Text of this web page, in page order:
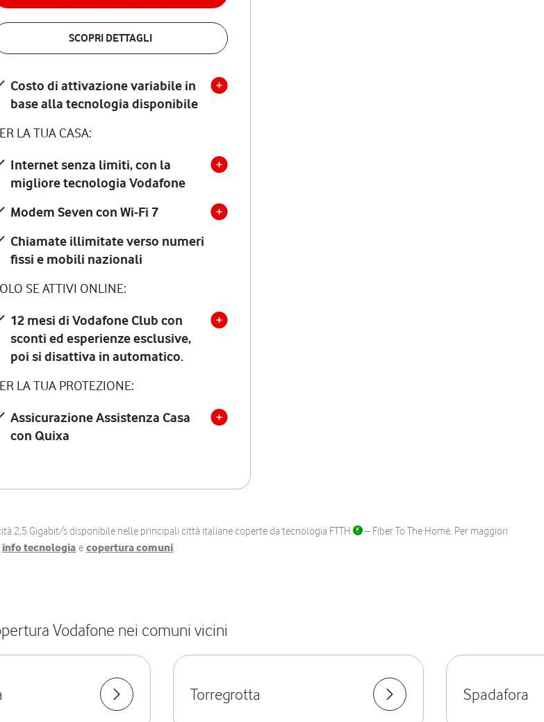
SCOPRI DETTAGLI
Costo di attivazione variabile in
base alla tecnologia disponibile
LA TUA CASA:
Internet senza limiti, con la
migliore tecnologia Vodafone
Modem Seven con Wi-Fi 7
Chiamate illimitate verso numeri
fissi e mobili nazionali
SE ATTIVI ONLINE:
12 mesi di Vodafone Club con
sconti ed esperienze esclusive,
poi si disattiva in automatico.
LA TUA PROTEZIONE:
Assicurazione Assistenza Casa
con Quixa
2,5 Gigabit/s disponibile nelle principali città italiane coperte da tecnologia FTTH
– Fiber To The Home. Per maggiori
info tecnologia e copertura comuni.
Vodafone nei comuni vicini
Torregrotta Spadafora